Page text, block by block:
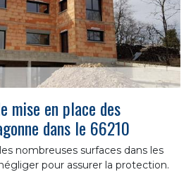
mise en place des
dans le 66210
nombreuses surfaces dans les
pour assurer la protection.